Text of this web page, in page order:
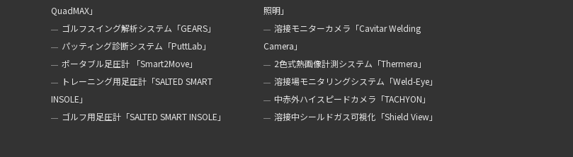
QuadMAX」
ゴルフスイング解析システム「GEARS」
パッティング診断システム「PuttLab」
ポータブル足圧計 「Smart2Move」
トレーニング用足圧計「SALTED SMART
INSOLE」
ゴルフ用足圧計「SALTED SMART INSOLE」
照明」
溶接モニターカメラ「Cavitar Welding
Camera」
2色式熱画像計測システム「Thermera」
溶接場モニタリングシステム「Weld-Eye」
中赤外ハイスピードカメラ「TACHYON」
溶接中シールドガス可視化「Shield View」